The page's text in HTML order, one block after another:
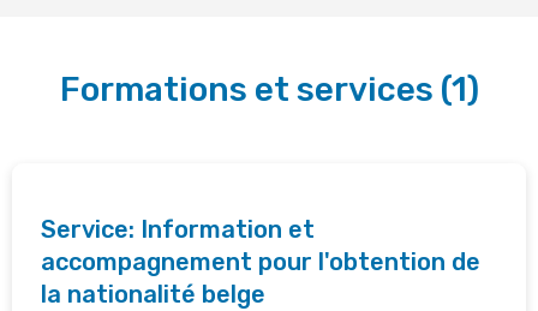
Formations et services (1)
Service: Information et
accompagnement pour l'obtention de
la nationalité belge